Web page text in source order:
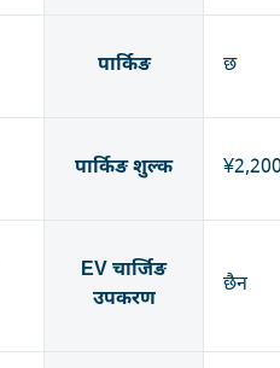
पार्किङ छ
पार्किङ शुल्क
EV चार्जिङ
उपकरण
छैन